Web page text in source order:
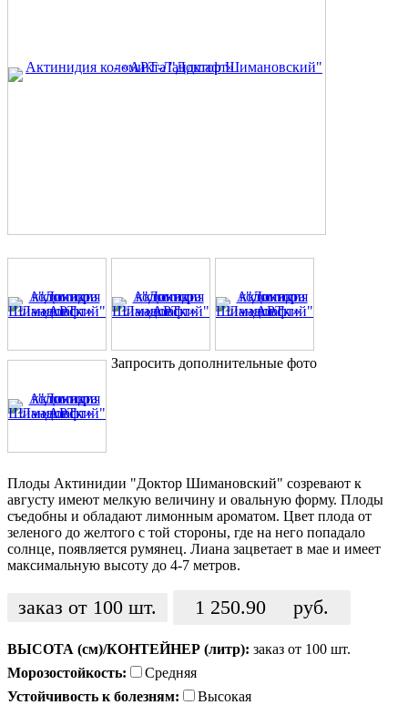
Запросить дополнительные фото
Плоды Актинидии "Доктор Шимановский" созревают к
августу имеют мелкую величину и овальную форму. Плоды
съедобны и обладают лимонным ароматом. Цвет плода от
зеленого до желтого с той стороны, где на него попадало
солнце, появляется румянец. Лиана зацветает в мае и имеет
максимальную высоту до 4-7 метров.
заказ от 100 шт. 1 250.90 руб.
ВЫСОТА (см)/КОНТЕЙНЕР (литр): заказ от 100 шт.
Морозостойкость:
Средняя
Устойчивость к болезням:
Высокая